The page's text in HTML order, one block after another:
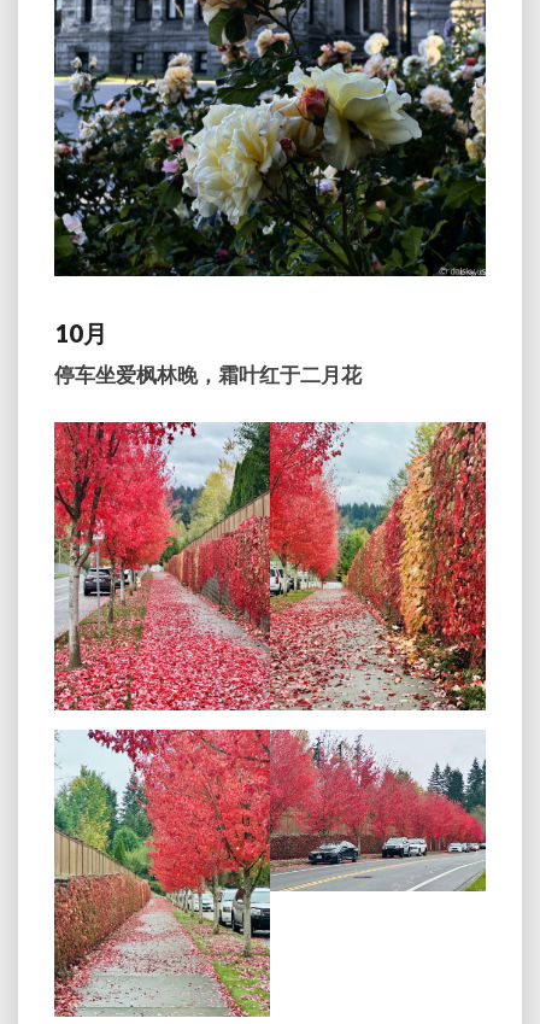
10月
停车坐爱枫林晚，霜叶红于二月花